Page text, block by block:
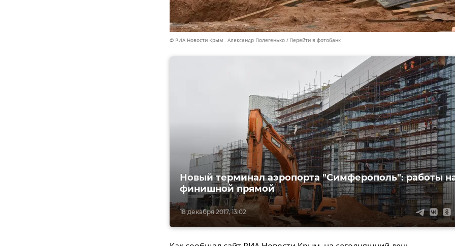
© РИА Новости Крым . Александр Полегенько Перейти в фотобанк
18 декабря 2017, 13:02
Новый терминал аэропорта "Симферополь": работы
финишной прямой